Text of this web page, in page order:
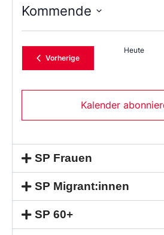
Kommende
Sie
das
Datum
aus.
VorherigeVeranstaltungen
Heute
Kalender
SP Frauen
SP Migrant:innen
SP 60+